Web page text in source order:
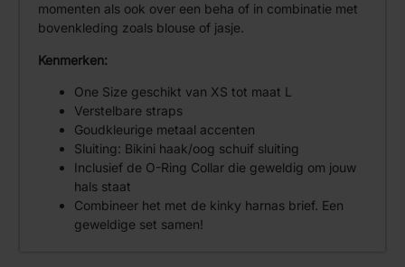
momenten als ook over een beha of in combinatie met
bovenkleding zoals blouse of jasje.
Kenmerken:
One Size geschikt van XS tot maat L
Verstelbare straps
Goudkleurige metaal accenten
Sluiting: Bikini haak/oog schuif sluiting
Inclusief de O-Ring Collar die geweldig om jouw
hals staat
Combineer het met de kinky harnas brief. Een
geweldige set samen!